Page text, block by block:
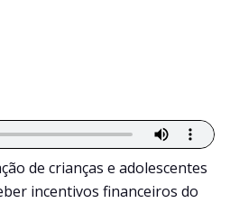
de crianças e adolescentes
incentivos financeiros do